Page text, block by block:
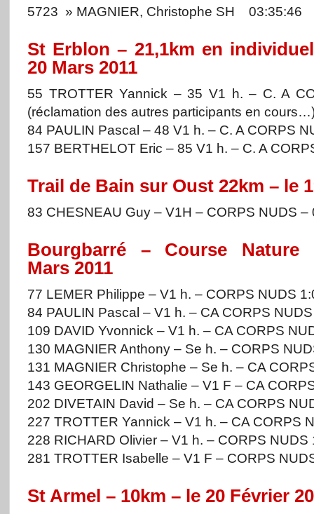
5723 » MAGNIER, Christophe SH 03:35:46
St Erblon – 21,1km en
20 Mars 2011
55 TROTTER Yannick – 35 V1 h. – C. A
(réclamation des autres participants en
84 PAULIN Pascal – 48 V1 h. – C. A CORPS
157 BERTHELOT Eric – 85 V1 h. – C. A
Trail de Bain sur Oust 22km – le
83 CHESNEAU Guy – V1H – CORPS NUDS –
Bourgbarré – Course
Mars 2011
77 LEMER Philippe – V1 h. – CORPS NUDS
84 PAULIN Pascal – V1 h. – CA CORPS
109 DAVID Yvonnick – V1 h. – CA CORPS
130 MAGNIER Anthony – Se h. – CORPS
131 MAGNIER Christophe – Se h. – CA
143 GEORGELIN Nathalie – V1 F – CA
202 DIVETAIN David – Se h. – CA CORPS
227 TROTTER Yannick – V1 h. – CA CORPS
228 RICHARD Olivier – V1 h. – CORPS NUDS
281 TROTTER Isabelle – V1 F – CORPS
St Armel – 10km – le 20 Février